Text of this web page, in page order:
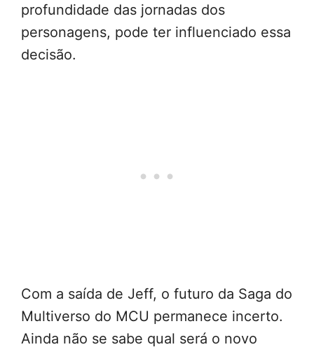
profundidade das jornadas dos
personagens, pode ter influenciado essa
decisão.
Com a saída de Jeff, o futuro da Saga do
Multiverso do MCU permanece incerto.
Ainda não se sabe qual será o novo